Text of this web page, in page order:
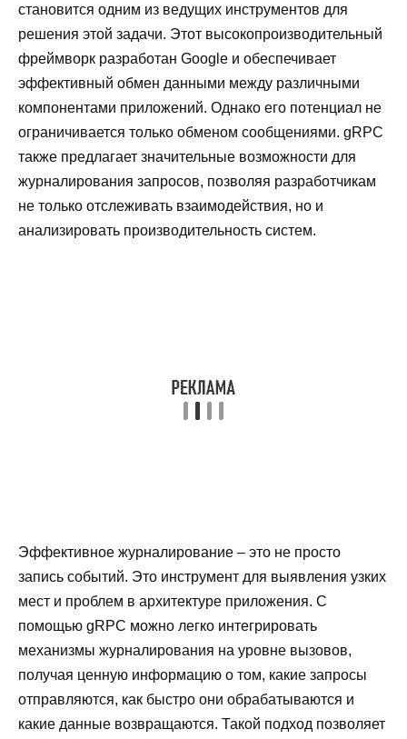
становится одним из ведущих инструментов для
решения этой задачи. Этот высокопроизводительный
фреймворк разработан Google и обеспечивает
эффективный обмен данными между различными
компонентами приложений. Однако его потенциал не
ограничивается только обменом сообщениями. gRPC
также предлагает значительные возможности для
журналирования запросов, позволяя разработчикам
не только отслеживать взаимодействия, но и
анализировать производительность систем.
Эффективное журналирование – это не просто
запись событий. Это инструмент для выявления узких
мест и проблем в архитектуре приложения. С
помощью gRPC можно легко интегрировать
механизмы журналирования на уровне вызовов,
получая ценную информацию о том, какие запросы
отправляются, как быстро они обрабатываются и
какие данные возвращаются. Такой подход позволяет